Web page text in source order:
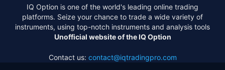
IQ Option is one of the world's leading online trading
platforms. Seize your chance to trade a wide variety of
instruments, using top-notch instruments and analysis tools
Unofficial website of the IQ Option
Contact us: contact@iqtradingpro.com